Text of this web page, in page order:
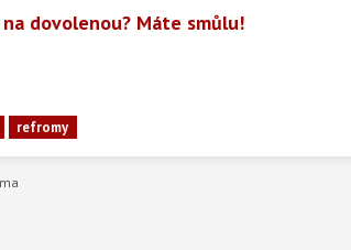
dovolenou? Máte smůlu!
refromy